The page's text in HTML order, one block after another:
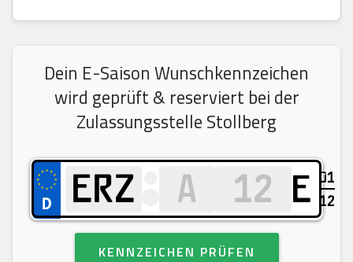
Dein E-Saison Wunschkennzeichen
wird geprüft & reserviert bei der
Zulassungsstelle Stollberg
E
01
12
KENNZEICHEN PRÜFEN